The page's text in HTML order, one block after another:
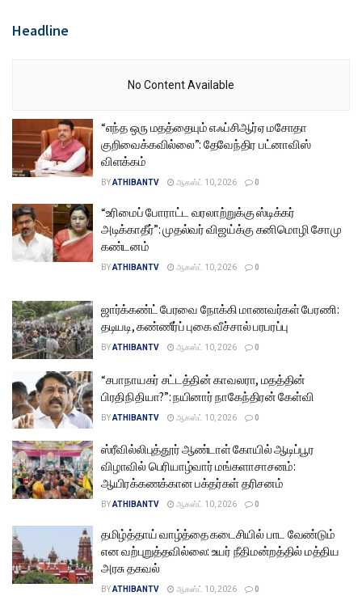
Headline
No Content Available
“எந்த ஒரு மதத்தையும் எஃப்சிஆர்ஏ மசோதா
குறிவைக்கவில்லை”: தேவேந்திர பட்னாவிஸ்
விளக்கம்
BYATHIBANTV ஆகஸ்ட் 10, 2026 0
“உரிமைப் போராட்ட வரலாற்றுக்கு ஸ்டிக்கர்
அடிக்காதீர்”: முதல்வர் விஜய்க்கு கனிமொழி சோமு
கண்டனம்
BYATHIBANTV ஆகஸ்ட் 10, 2026 0
ஜார்க்கண்ட் பேரவை நோக்கி மாணவர்கள் பேரணி:
தடியடி, கண்ணீர்ப் புகை வீச்சால் பரபரப்பு
BYATHIBANTV ஆகஸ்ட் 10, 2026 0
“சபாநாயகர் சட்டத்தின் காவலரா, மதத்தின்
பிரதிநிதியா?”: நயினார் நாகேந்திரன் கேள்வி
BYATHIBANTV ஆகஸ்ட் 10, 2026 0
ஸ்ரீவில்லிபுத்தூர் ஆண்டாள் கோயில் ஆடிப்பூர
விழாவில் பெரியாழ்வார் மங்களாசாசனம்:
ஆயிரக்கணக்கான பக்தர்கள் தரிசனம்
BYATHIBANTV ஆகஸ்ட் 10, 2026 0
தமிழ்த்தாய் வாழ்த்தை கடைசியில் பாட வேண்டும்
என வற்புறுத்தவில்லை: உயர் நீதிமன்றத்தில் மத்திய
அரசு தகவல்
BYATHIBANTV ஆகஸ்ட் 10, 2026 0